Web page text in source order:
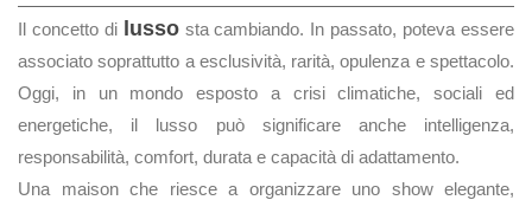
Il concetto di lussosta cambiando. In passato, poteva essere
associato soprattutto a esclusività, rarità, opulenza e spettacolo.
Oggi, in un mondo esposto a crisi climatiche, sociali ed
energetiche, il lusso può significare anche intelligenza,
responsabilità, comfort, durata e capacità di adattamento.
Una maison che riesce a organizzare uno show elegante,